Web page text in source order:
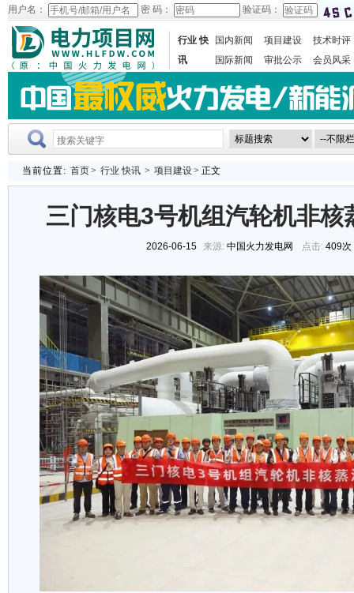
用户名： 密 码： 验证码：
行业 快
讯
国内新闻 项目建设
技术时评
国际新闻
审批公示 会员风采
当前位置: 首页> 行业 快讯 > 项目建设> 正文
三门核电3号机组汽轮机非核
2026-06-15 来源: 中国火力发电网 点击: 409次